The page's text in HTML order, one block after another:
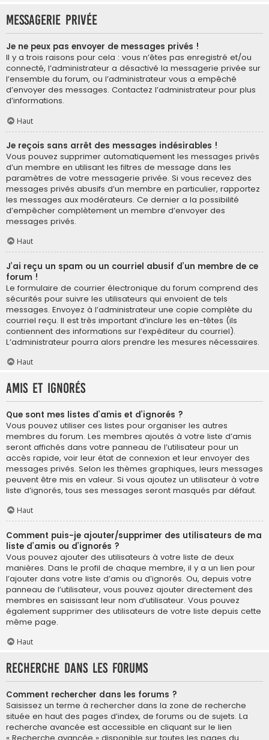
Messagerie privée
Je ne peux pas envoyer de messages privés !
Il y a trois raisons pour cela : vous n’êtes pas enregistré et/ou
connecté, l’administrateur a désactivé la messagerie privée sur
l’ensemble du forum, ou l’administrateur vous a empêché
d’envoyer des messages. Contactez l’administrateur pour plus
d’informations.
Haut
Je reçois sans arrêt des messages indésirables !
Vous pouvez supprimer automatiquement les messages privés
d’un membre en utilisant les filtres de message dans les
paramètres de votre messagerie privée. Si vous recevez des
messages privés abusifs d’un membre en particulier, rapportez
les messages aux modérateurs. Ce dernier a la possibilité
d’empêcher complètement un membre d’envoyer des
messages privés.
Haut
J’ai reçu un spam ou un courriel abusif d’un membre de ce
forum !
Le formulaire de courrier électronique du forum comprend des
sécurités pour suivre les utilisateurs qui envoient de tels
messages. Envoyez à l’administrateur une copie complète du
courriel reçu. Il est très important d’inclure les en-têtes (ils
contiennent des informations sur l’expéditeur du courriel).
L’administrateur pourra alors prendre les mesures nécessaires.
Haut
Amis et ignorés
Que sont mes listes d’amis et d’ignorés ?
Vous pouvez utiliser ces listes pour organiser les autres
membres du forum. Les membres ajoutés à votre liste d’amis
seront affichés dans votre panneau de l’utilisateur pour un
accès rapide, voir leur état de connexion et leur envoyer des
messages privés. Selon les thèmes graphiques, leurs messages
peuvent être mis en valeur. Si vous ajoutez un utilisateur à votre
liste d’ignorés, tous ses messages seront masqués par défaut.
Haut
Comment puis-je ajouter/supprimer des utilisateurs de ma
liste d’amis ou d’ignorés ?
Vous pouvez ajouter des utilisateurs à votre liste de deux
manières. Dans le profil de chaque membre, il y a un lien pour
l’ajouter dans votre liste d’amis ou d’ignorés. Ou, depuis votre
panneau de l’utilisateur, vous pouvez ajouter directement des
membres en saisissant leur nom d’utilisateur. Vous pouvez
également supprimer des utilisateurs de votre liste depuis cette
même page.
Haut
Recherche dans les forums
Comment rechercher dans les forums ?
Saisissez un terme à rechercher dans la zone de recherche
située en haut des pages d’index, de forums ou de sujets. La
recherche avancée est accessible en cliquant sur le lien